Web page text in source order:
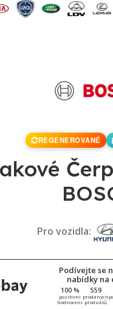
REGENEROVANÉ
Pro vozidla:
Podívejte se
nabídky na
100 %
pozitivní
hodnocení
559
prodaných
produktů